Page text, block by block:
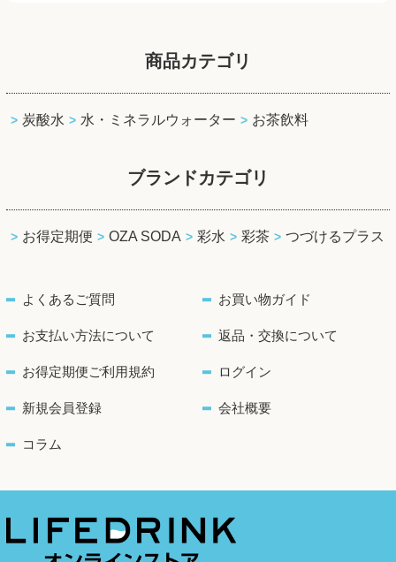
商品カテゴリ
炭酸水 水・ミネラルウォーター お茶飲料
ブランドカテゴリ
お得定期便 OZA SODA 彩水 彩茶 つづけるプラス
よくあるご質問 お買い物ガイド
お支払い方法について 返品・交換について
お得定期便ご利用規約 ログイン
新規会員登録 会社概要
コラム